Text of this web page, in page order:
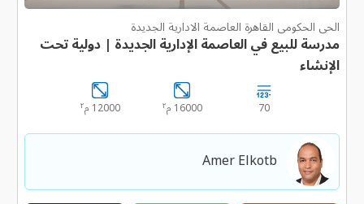
الحى الحكومى القاهرة العاصمة الادارية الجديدة
مدرسة للبيع في العاصمة الإدارية الجديدة | دولية تحت
الإنشاء
70 16000 م ٢ 12000 م ٢
Amer Elkotb